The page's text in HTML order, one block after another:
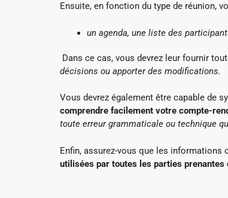
Ensuite, en fonction du type de réunion,
un agenda, une liste des
Dans ce cas, vous devrez leur fournir
décisions ou apporter des modifications.
Vous devrez également être capable de
comprendre facilement votre compte-
toute erreur grammaticale ou technique
Enfin, assurez-vous que les
utilisées par toutes les parties prenantes